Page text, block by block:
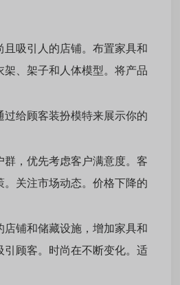
吸引人的店铺。布置家具和
架、架子和人体模型。将产品
过给顾客装扮模特来展示你的
，优先考虑客户满意度。客
。关注市场动态。价格下降的
铺和储藏设施，增加家具和
引顾客。时尚在不断变化。适